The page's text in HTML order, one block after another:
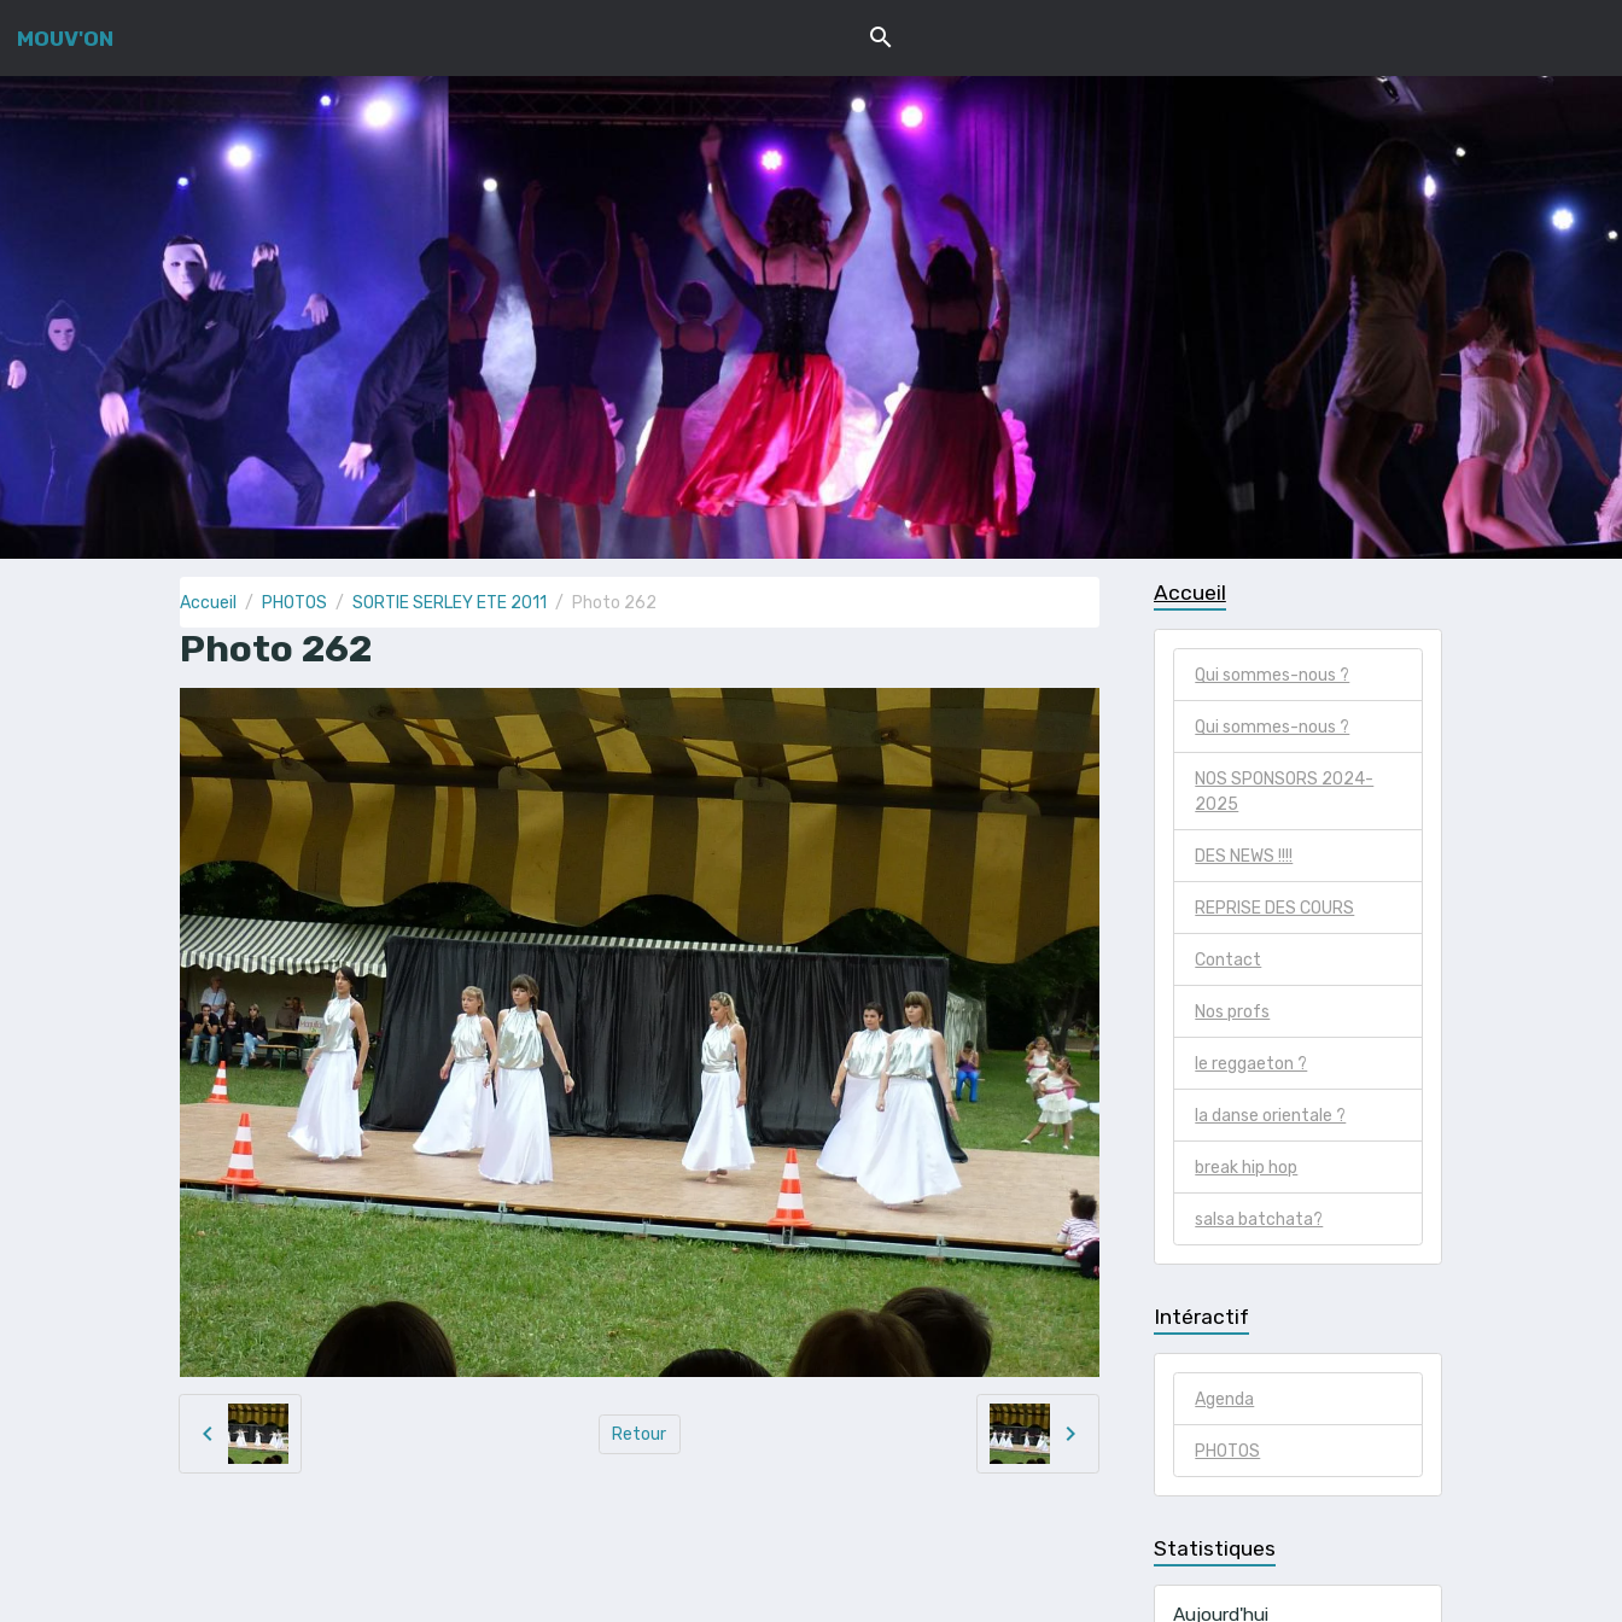
MOUV'ON
Accueil PHOTOS SORTIE SERLEY ETE 2011 Photo 262
Photo 262
Retour
Accueil
Qui sommes-nous ?
Qui sommes-nous ?
NOS SPONSORS 2024-
2025
DES NEWS !!!!
REPRISE DES COURS
Contact
Nos profs
le reggaeton ?
la danse orientale ?
break hip hop
salsa batchata?
Intéractif
Agenda
PHOTOS
Statistiques
Aujourd'hui